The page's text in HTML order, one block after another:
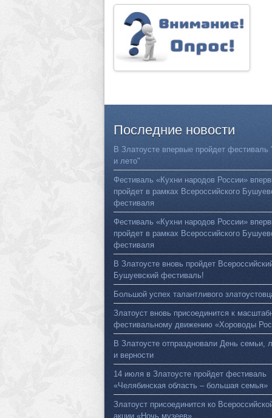
Последние новости
В Златоусте впервые пройдет фестиваль
и лето"
Фестиваль «Кухни народов России»
пройдет в рамках Всероссийского
фестиваля
Фестиваль «Кухни народов России»
пройдет в рамках Всероссийского
фестиваля
В Златоусте вновь пройдет
Бушуевский фестиваль!
Большой успех талантливого
Златоуст вновь присоединится к
фестивальному движению «Хороводы
В Златоусте отпраздновали День семьи,
и верности
14 июля в Златоусте пройдет фестиваль
«Челябинская область – большая семья»
Златоуст присоединится ко
акции «Ночь музеев»